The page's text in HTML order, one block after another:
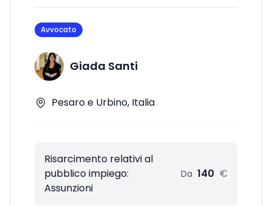
Avvocato
Giada Santi
Pesaro e Urbino, Italia
Risarcimento relativi al
pubblico impiego:
Assunzioni
Da 140 €